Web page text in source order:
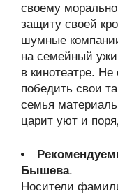
своему
защиту своей
шумные
на семейный
в кинотеатре.
победить свои
семья
царит уют и
Бышева.
Носители